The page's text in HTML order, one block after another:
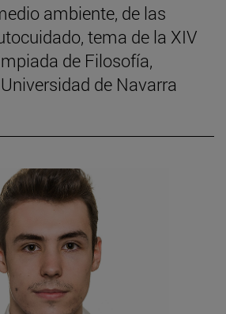
ambiente, de las
tema de la XIV
de Filosofía,
de Navarra